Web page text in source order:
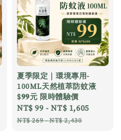
夏季限定｜環境專用-
100ML天然植萃防蚊液
$𝟗𝟗元 限時體驗價
Sale
price
NT$ 99 -NT$ 1,605
NT$ 269-NT$ 2,430